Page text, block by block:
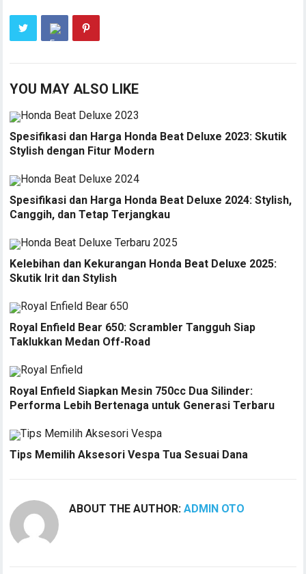
YOU MAY ALSO LIKE
Spesifikasi dan Harga Honda Beat Deluxe 2023: Skutik
Stylish dengan Fitur Modern
Spesifikasi dan Harga Honda Beat Deluxe 2024: Stylish,
Canggih, dan Tetap Terjangkau
Kelebihan dan Kekurangan Honda Beat Deluxe 2025:
Skutik Irit dan Stylish
Royal Enfield Bear 650: Scrambler Tangguh Siap
Taklukkan Medan Off-Road
Royal Enfield Siapkan Mesin 750cc Dua Silinder:
Performa Lebih Bertenaga untuk Generasi Terbaru
Tips Memilih Aksesori Vespa Tua Sesuai Dana
ABOUT THE AUTHOR:ADMIN OTO